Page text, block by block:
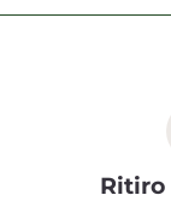
Ritiro